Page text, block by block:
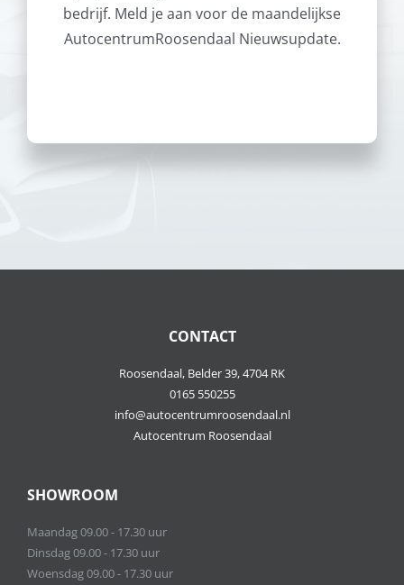
bedrijf. Meld je aan voor de maandelijkse
AutocentrumRoosendaal Nieuwsupdate.
CONTACT
Roosendaal, Belder 39, 4704 RK
0165 550255
info@autocentrumroosendaal.nl
Autocentrum Roosendaal
SHOWROOM
Maandag 09.00 - 17.30 uur
Dinsdag 09.00 - 17.30 uur
Woensdag 09.00 - 17.30 uur